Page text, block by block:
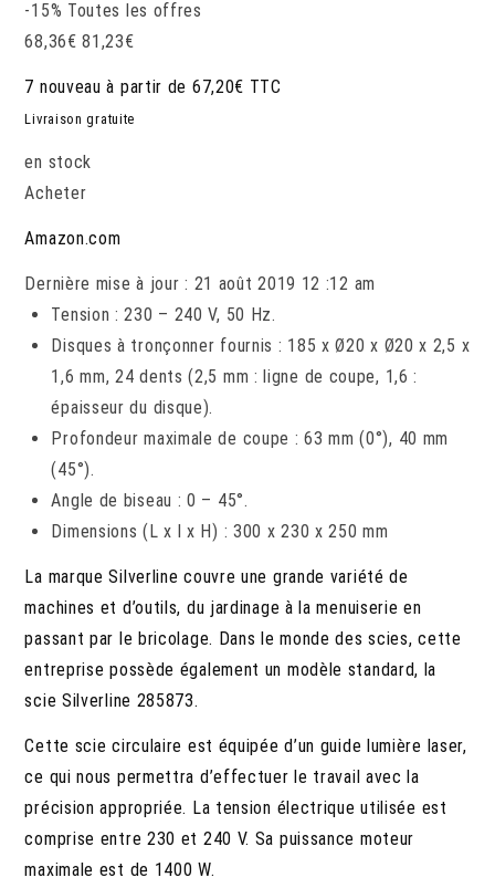
-15% Toutes les offres
68,36€ 81,23€
7 nouveau à partir de 67,20€ TTC
Livraison gratuite
en stock
Acheter
Amazon.com
Dernière mise à jour : 21 août 2019 12 :12 am
Tension : 230 – 240 V, 50 Hz.
Disques à tronçonner fournis : 185 x Ø20 x Ø20 x 2,5 x
1,6 mm, 24 dents (2,5 mm : ligne de coupe, 1,6 :
épaisseur du disque).
Profondeur maximale de coupe : 63 mm (0°), 40 mm
(45°).
Angle de biseau : 0 – 45°.
Dimensions (L x l x H) : 300 x 230 x 250 mm
La marque Silverline couvre une grande variété de
machines et d’outils, du jardinage à la menuiserie en
passant par le bricolage. Dans le monde des scies, cette
entreprise possède également un modèle standard, la
scie Silverline 285873.
Cette scie circulaire est équipée d’un guide lumière laser,
ce qui nous permettra d’effectuer le travail avec la
précision appropriée. La tension électrique utilisée est
comprise entre 230 et 240 V. Sa puissance moteur
maximale est de 1400 W.